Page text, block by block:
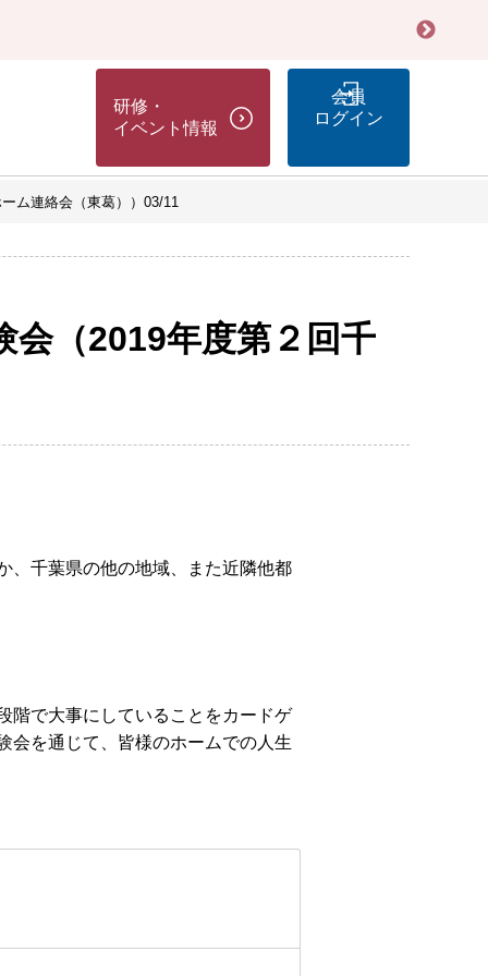
研修・
イベント情報
会員
ログイン
ム連絡会（東葛））03/11
会（2019年度第２回千
、千葉県の他の地域、また近隣他都
階で大事にしていることをカードゲ
会を通じて、皆様のホームでの人生